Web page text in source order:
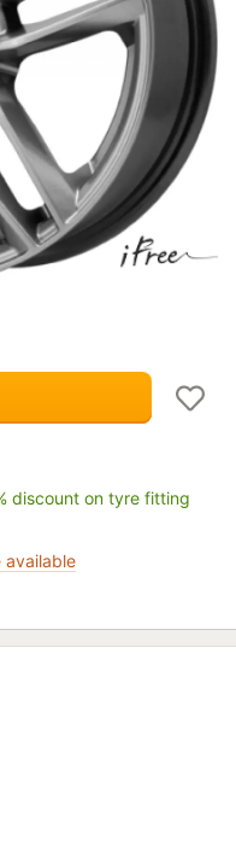
discount on tyre fitting
available